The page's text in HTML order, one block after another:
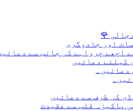
🌹
اور جادوگری
اچھے چرواہے کی جانب سے
کیلئے دعائیں
کی طرف سے دعائیں
پاکیزہ قلب سے عقیدت